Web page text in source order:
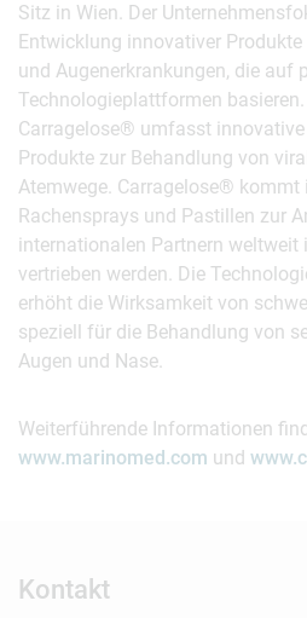
Sitz in Wien. Der
Entwicklung innovativer
und Augenerkrankungen, die auf
Technologieplattformen
Carragelose® umfasst
Produkte zur Behandlung von
Atemwege. Carragelose® kommt
Rachensprays und Pastillen zur
internationalen Partnern weltweit
vertrieben werden. Die
erhöht die Wirksamkeit von
speziell für die Behandlung von
Augen und Nase.
Weiterführende Informationen
www.marinomed.com und
Kontakt